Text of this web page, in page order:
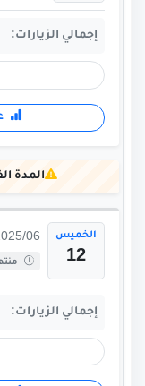
إجمالي الزيارات:
المدة
الخميس
12
06
إجمالي الزيارات: